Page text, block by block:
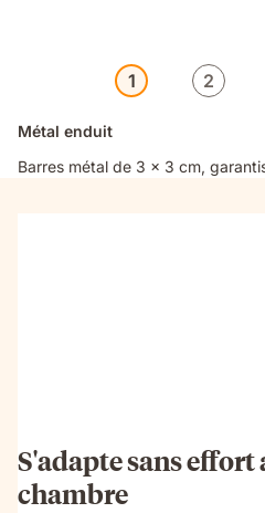
1 2
Métal enduit
Barres métal de 3 x 3 cm,
S'adapte sans
chambre